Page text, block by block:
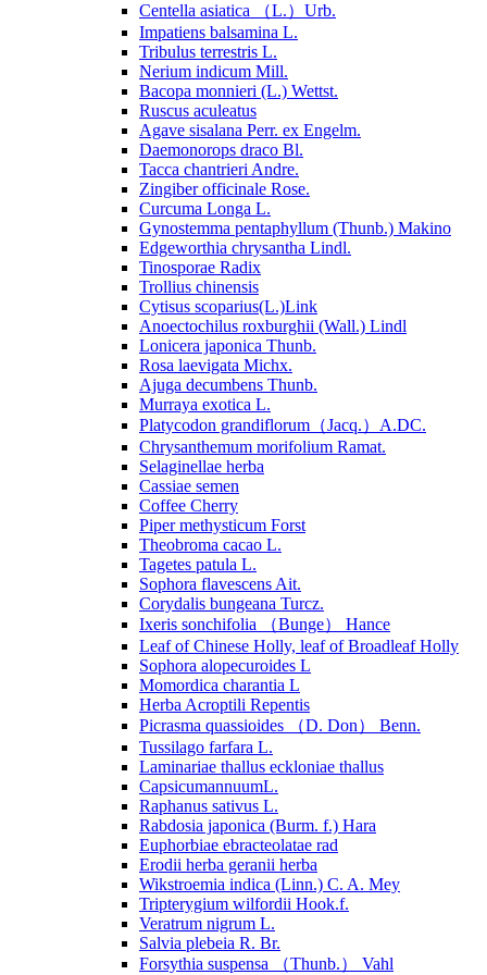
Centella asiatica （L.）Urb.
Impatiens balsamina L.
Tribulus terrestris L.
Nerium indicum Mill.
Bacopa monnieri (L.) Wettst.
Ruscus aculeatus
Agave sisalana Perr. ex Engelm.
Daemonorops draco Bl.
Tacca chantrieri Andre.
Zingiber officinale Rose.
Curcuma Longa L.
Gynostemma pentaphyllum (Thunb.) Makino
Edgeworthia chrysantha Lindl.
Tinosporae Radix
Trollius chinensis
Cytisus scoparius(L.)Link
Anoectochilus roxburghii (Wall.) Lindl
Lonicera japonica Thunb.
Rosa laevigata Michx.
Ajuga decumbens Thunb.
Murraya exotica L.
Platycodon grandiflorum（Jacq.）A.DC.
Chrysanthemum morifolium Ramat.
Selaginellae herba
Cassiae semen
Coffee Cherry
Piper methysticum Forst
Theobroma cacao L.
Tagetes patula L.
Sophora flavescens Ait.
Corydalis bungeana Turcz.
Ixeris sonchifolia （Bunge） Hance
Leaf of Chinese Holly, leaf of Broadleaf Holly
Sophora alopecuroides L
Momordica charantia L
Herba Acroptili Repentis
Picrasma quassioides （D. Don） Benn.
Tussilago farfara L.
Laminariae thallus eckloniae thallus
CapsicumannuumL.
Raphanus sativus L.
Rabdosia japonica (Burm. f.) Hara
Euphorbiae ebracteolatae rad
Erodii herba geranii herba
Wikstroemia indica (Linn.) C. A. Mey
Tripterygium wilfordii Hook.f.
Veratrum nigrum L.
Salvia plebeia R. Br.
Forsythia suspensa （Thunb.） Vahl